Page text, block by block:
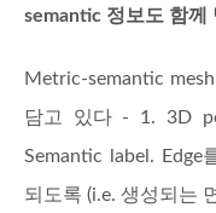
semantic 정보도 함께
Metric-semantic
담고 있다 - 1. 3D
Semantic label. Edge
되도록 (i.e. 생성되는